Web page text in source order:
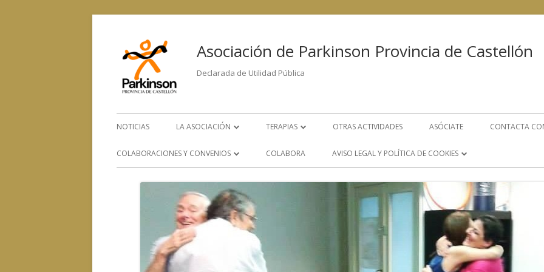
Asociación de Parkinson Provincia de Castellón
Declarada de Utilidad Pública
NOTICIAS LA ASOCIACIÓN
LA ENFERMEDAD
EQUIPO HUMANO
CONTACTA CON NOSOTROS
TERAPIAS
FISIOTERAPIA
OTRAS ACTIVIDADES ASÓCIATE CONTACTA
COLABORACIONES Y CONVENIOS
COLABORACIÓN CON OTRAS
ENTIDADES SOCIALES, SANITARIAS
Y DE INVESTIGACIÓN
COLABORA AVISO LEGAL Y POLÍTICA DE COOKIES